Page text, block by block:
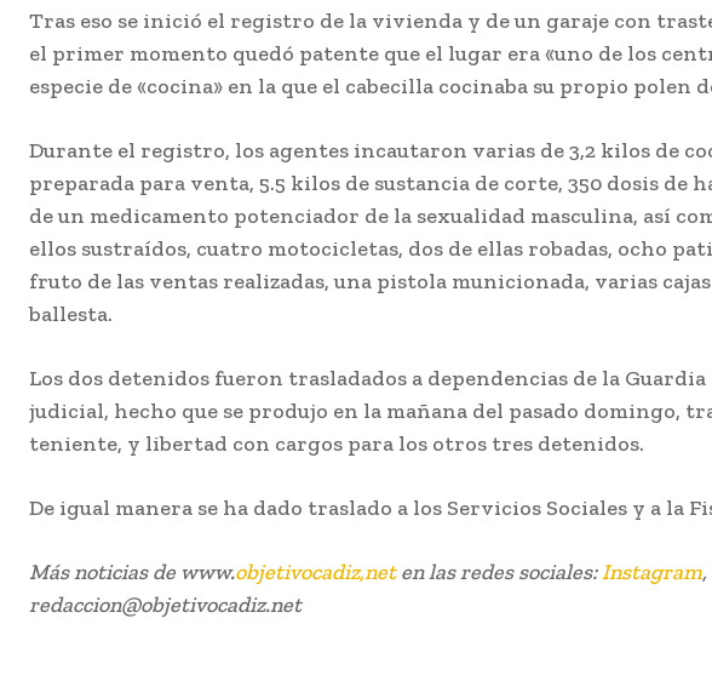
Tras eso se inició el registro de la vivienda y de un garaje con
el primer momento quedó patente que el lugar era «uno de los
especie de «cocina» en la que el cabecilla cocinaba su propio
Durante el registro, los agentes incautaron varias de 3,2 kilos de
preparada para venta, 5.5 kilos de sustancia de corte, 350 dosis de
de un medicamento potenciador de la sexualidad masculina, así
ellos sustraídos, cuatro motocicletas, dos de ellas robadas, ocho
fruto de las ventas realizadas, una pistola municionada, varias
ballesta.
Los dos detenidos fueron trasladados a dependencias de la
judicial, hecho que se produjo en la mañana del pasado domingo,
teniente, y libertad con cargos para los otros tres detenidos.
De igual manera se ha dado traslado a los Servicios Sociales y a la
Más noticias de www.objetivocadiz,neten las redes sociales:Instagram,
redaccion@objetivocadiz.net